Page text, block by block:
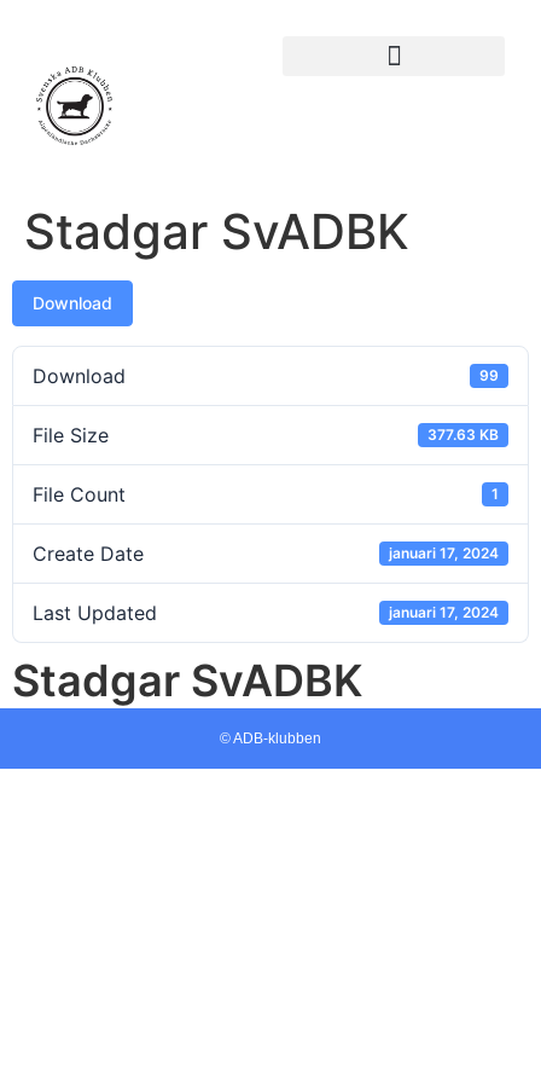
Stadgar SvADBK
Download
Download 99
File Size 377.63 KB
File Count 1
Create Date januari 17, 2024
Last Updated januari 17, 2024
Stadgar SvADBK
© ADB-klubben